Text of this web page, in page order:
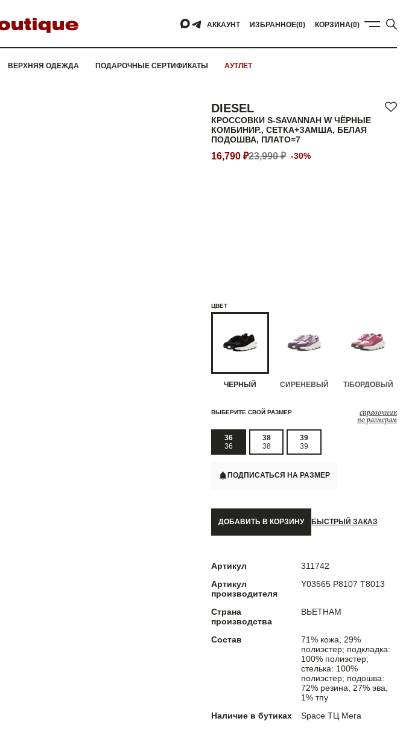
АККАУНТ ИЗБРАННОЕ(0) КОРЗИНА(0)
ВЕРХНЯЯ ОДЕЖДА ПОДАРОЧНЫЕ СЕРТИФИКАТЫ АУТЛЕТ
DIESEL
КРОССОВКИ S-SAVANNAH W ЧЁРНЫЕ
КОМБИНИР., СЕТКА+ЗАМША, БЕЛАЯ
ПОДОШВА, ПЛАТО=7
16,790 ₽23,990 ₽ -30%
ЦВЕТ
ЧЕРНЫЙ СИРЕНЕВЫЙ Т/БОРДОВЫЙ
ВЫБЕРИТЕ СВОЙ РАЗМЕР справочник
по размерам
36
36
38
38
39
39
ПОДПИСАТЬСЯ НА РАЗМЕР
ДОБАВИТЬ В КОРЗИНУ БЫСТРЫЙ ЗАКАЗ
Артикул
311742
Артикул
производителя
Y03565 P8107 T8013
Страна
производства
ВЬЕТНАМ
Состав
71% кожа, 29%
полиэстер; подкладка:
100% полиэстер;
стелька: 100%
полиэстер; подошва:
72% резина, 27% эва,
1% тпу
Наличие в бутиках
Space ТЦ Мега